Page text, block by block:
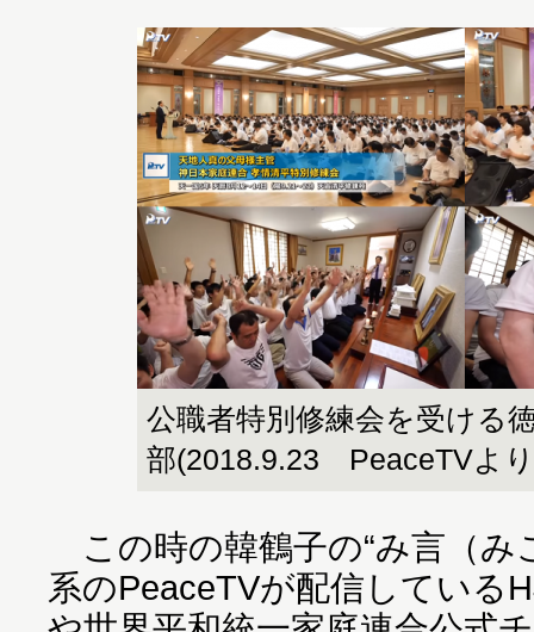
公職者特別修練会を受ける
部(2018.9.23 PeaceTVよ
この時の韓鶴子の“み言（み
系のPeaceTVが配信している